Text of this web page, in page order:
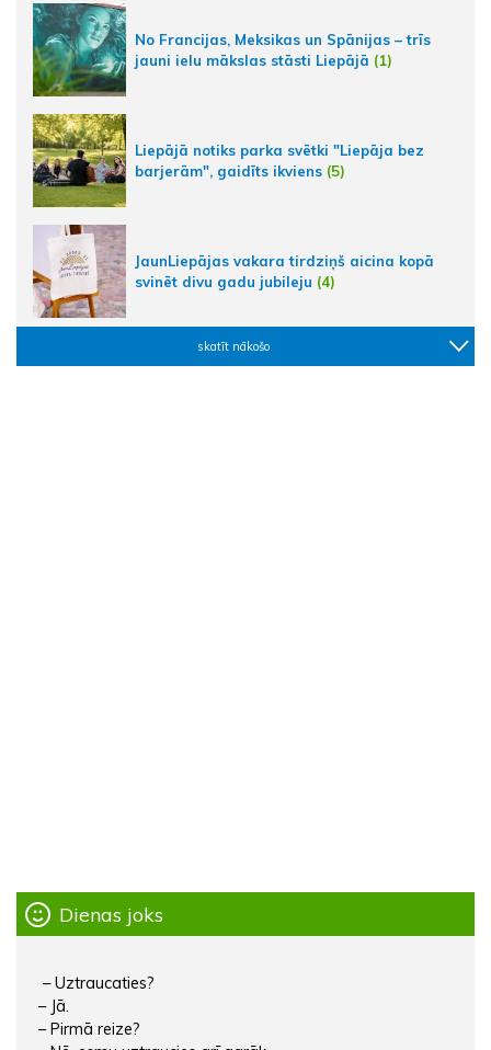
No Francijas, Meksikas un Spānijas – trīs
jauni ielu mākslas stāsti Liepājā (1)
Liepājā notiks parka svētki "Liepāja bez
barjerām", gaidīts ikviens (5)
JaunLiepājas vakara tirdziņš aicina kopā
svinēt divu gadu jubileju (4)
skatīt nākošo
Dienas joks
– Uztraucaties?
– Jā.
– Pirmā reize?